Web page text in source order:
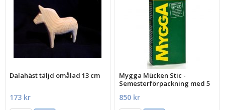
Dalahäst täljd omålad 13 cm
173 kr
Mygga Mücken Stic -
Semesterförpackning med 5
850 kr